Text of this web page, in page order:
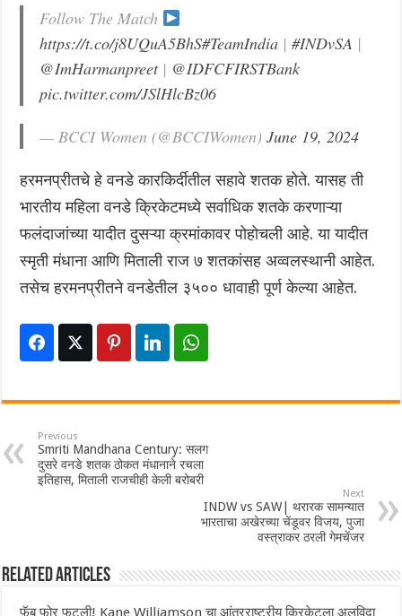
Follow The Match
https://t.co/j8UQuA5BhS#TeamIndia |#INDvSA |
@ImHarmanpreet| @IDFCFIRSTBank
pic.twitter.com/JSlHlcBz06
— BCCI Women (@BCCIWomen)June 19, 2024
हरमनप्रीतचे हे वनडे कारकिर्दीतील सहावे शतक होते. यासह ती
भारतीय महिला वनडे क्रिकेटमध्ये सर्वाधिक शतके करणाऱ्या
फलंदाजांच्या यादीत दुसऱ्या क्रमांकावर पोहोचली आहे. या यादीत
स्मृती मंधाना आणि मिताली राज ७ शतकांसह अव्वलस्थानी आहेत.
तसेच हरमनप्रीतने वनडेतील ३५०० धावाही पूर्ण केल्या आहेत.
Previous
Smriti Mandhana Century: सलग
दुसरे वनडे शतक ठोकत मंधानाने रचला
इतिहास, मिताली राजचीही केली बरोबरी
Next
INDW vs SAW| थरारक सामन्यात
भारताचा अखेरच्या चेंडूवर विजय, पुजा
वस्त्राकर ठरली गेमचेंजर
Related Articles
फॅब फोर फुटली! Kane Williamson चा आंतरराष्ट्रीय क्रिकेटला अलविदा